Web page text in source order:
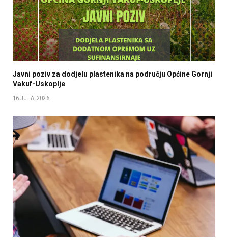
Javni poziv za dodjelu plastenika na području Općine Gornji
Vakuf-Uskoplje
16 JULA, 2026